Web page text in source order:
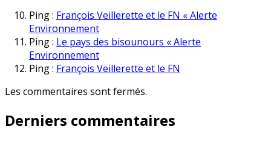
Ping : François Veillerette et le FN « Alerte
Environnement
Ping : Le pays des bisounours « Alerte
Environnement
Ping : François Veillerette et le FN
Les commentaires sont fermés.
Derniers commentaires